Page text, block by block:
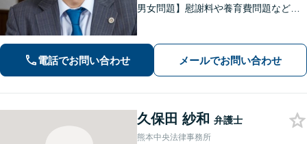
男女問題】慰謝料や養育費問題など
務・過払い金】債務問題にスピーディ
に対応。過払い金も多額の回収実績
電話でお問い合わせ メールでお問い合わせ
久保田 紗和 弁護士
熊本中央法律事務所